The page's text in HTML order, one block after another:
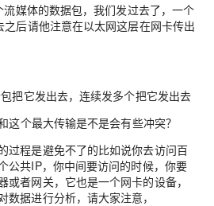
媒体的数据包，我们发过去了，一个
后请他注意在以太网这层在网卡传出
把它发出去，连续发多个把它发出去
这个最大传输是不是会有些冲突？
过程是避免不了的比如说你去访问百
公共IP，你中间要访问的时候，你要
或者网关，它也是一个网卡的设备，
数据进行分析，请大家注意，